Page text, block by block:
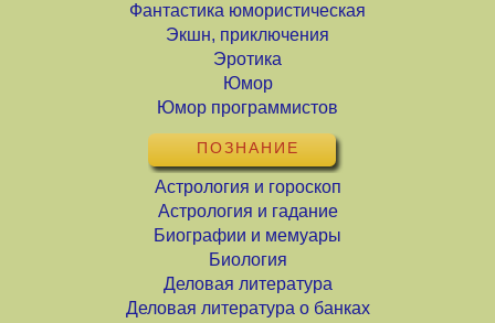
Фантастика юмористическая
Экшн, приключения
Эротика
Юмор
Юмор программистов
ПОЗНАНИЕ
Астрология и гороскоп
Астрология и гадание
Биографии и мемуары
Биология
Деловая литература
Деловая литература о банках